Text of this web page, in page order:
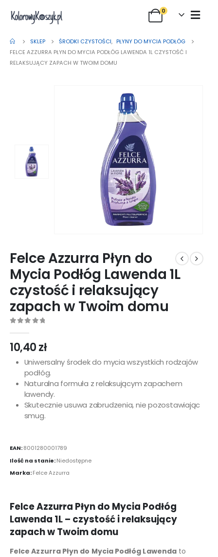
0
SKLEP ŚRODKI CZYSTOŚCI, PŁYNY DO MYCIA PODŁÓG
FELCE AZZURRA PŁYN DO MYCIA PODŁÓG LAWENDA 1L CZYSTOŚĆ I
RELAKSUJĄCY ZAPACH W TWOIM DOMU
Felce Azzurra Płyn do
Mycia Podłóg Lawenda 1L
czystość i relaksujący
zapach w Twoim domu
10,40zł
Uniwersalny środek do mycia wszystkich rodzajów
podłóg.
Naturalna formuła z relaksującym zapachem
lawendy.
Skutecznie usuwa zabrudzenia, nie pozostawiając
smug.
EAN:8001280001789
Ilość na stanie:Niedostępne
Marka:Felce Azzurra
Felce Azzurra Płyn do Mycia Podłóg
Lawenda 1L – czystość i relaksujący
zapach w Twoim domu
Felce Azzurra Płyn do Mycia Podłóg Lawendato